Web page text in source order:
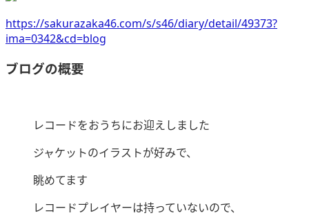
https://sakurazaka46.com/s/s46/diary/detail/49373?
ima=0342&cd=blog
ブログの概要
レコードをおうちにお迎えしました
ジャケットのイラストが好みで、
眺めてます
レコードプレイヤーは持っていないので、